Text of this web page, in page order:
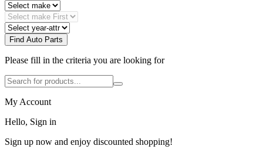
Find Auto Parts
Please fill in the criteria you are looking for
My Account
Hello, Sign in
Sign up now and enjoy discounted shopping!